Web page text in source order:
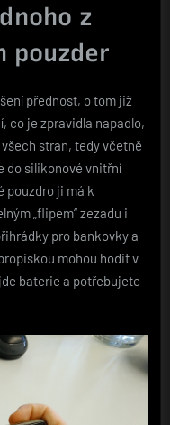
z
pouzder
přednost, o tom již
co je zpravidla napadlo,
stran, tedy včetně
do silikonové vnitřní
pouzdro ji má k
„flipem“ zezadu i
pro bankovky a
mohou hodit v
baterie a potřebujete